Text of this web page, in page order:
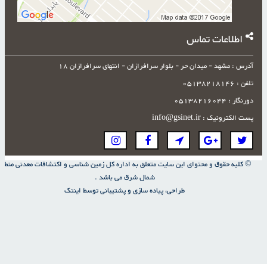
اطلاعات تماس
آدرس : مشهد - میدان حر - بلوار سرافرازان - انتهای سرافرازان 18
تلفن : 05138218146
دورنگار : 05138216044
پست الکترونیک : info@gsinet.ir
© کلیه حقوق و محتوای این سایت متعلق به اداره کل زمین شناسی و اکتشافات معدنی
شمال شرق می باشد .
طراحی، پیاده سازی و پشتیبانی توسطاینتک